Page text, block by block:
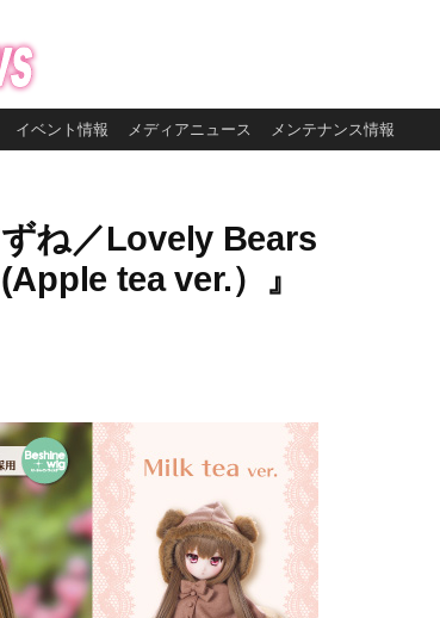
イベント情報 メディアニュース メンテナンス情報
ね／Lovely Bears
tea ver.）』